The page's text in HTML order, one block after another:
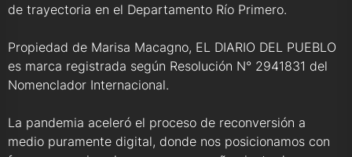
de trayectoria en el Departamento Río Primero.
Propiedad de Marisa Macagno, EL DIARIO DEL PUEBLO
es marca registrada según Resolución N° 2941831 del
Nomenclador Internacional.
La pandemia aceleró el proceso de reconversión a
medio puramente digital, donde nos posicionamos con